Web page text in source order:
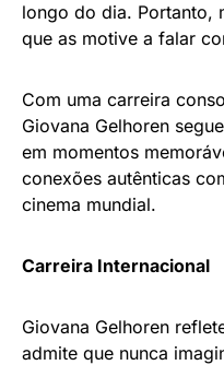
longo do dia. Portanto,
que as motive a falar
Com uma carreira
Giovana Gelhoren
em momentos
conexões autênticas
cinema mundial.
Carreira Internacional
Giovana Gelhoren
admite que nunca